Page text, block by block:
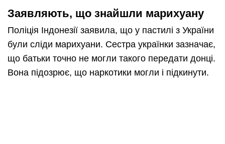
Заявляють, що знайшли марихуану
Поліція Індонезії заявила, що у пастилі з України
були сліди марихуани. Сестра українки зазначає,
що батьки точно не могли такого передати донці.
Вона підозрює, що наркотики могли і підкинути.